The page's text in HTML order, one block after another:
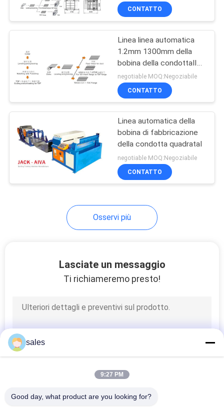
Macchine per la
fabbricazione di
condotti rettangolari
Macchina a
condotto a spirale
Macchine per la
rotonde
Macchina a gomito
a condotto rotondo
CONTATTO
Linea linea automatica
1.2mm 1300mm della
bobina della condottaⅡ
quadrata della bobina
negotiable MOQ:Negoziabile
CONTATTO
Linea automatica della
bobina di fabbricazione
della condotta quadrataⅠ
negotiable MOQ:Negoziabile
CONTATTO
Osservi più
Lasciate un messaggio
Ti richiameremo presto!
sales
9:27 PM
Good day, what product are you looking for?